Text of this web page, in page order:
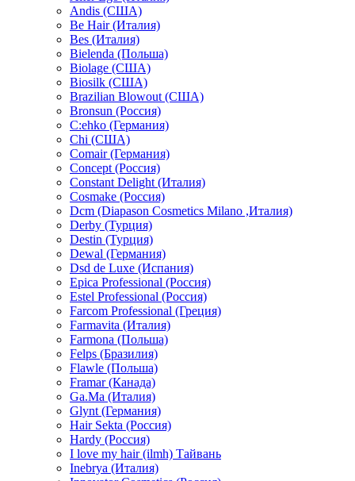
Andis (США)
Be Hair (Италия)
Bes (Италия)
Bielenda (Польша)
Biolage (США)
Biosilk (США)
Brazilian Blowout (США)
Bronsun (Россия)
C:ehko (Германия)
Chi (США)
Comair (Германия)
Concept (Россия)
Constant Delight (Италия)
Cosmake (Россия)
Dcm (Diapason Cosmetics Milano ,Италия)
Derby (Турция)
Destin (Турция)
Dewal (Германия)
Dsd de Luxe (Испания)
Epica Professional (Россия)
Estel Professional (Россия)
Farcom Professional (Греция)
Farmavita (Италия)
Farmona (Польша)
Felps (Бразилия)
Flawle (Польша)
Framar (Канада)
Ga.Ma (Италия)
Glynt (Германия)
Hair Sekta (Россия)
Hardy (Россия)
I love my hair (ilmh) Тайвань
Inebrya (Италия)